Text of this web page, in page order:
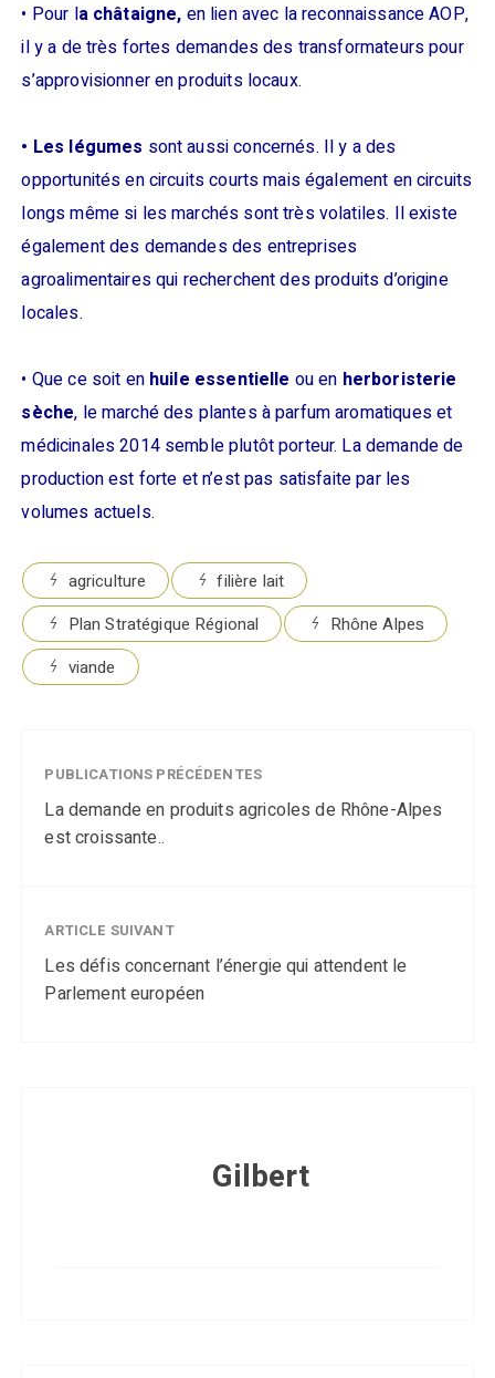
• Pour la châtaigne, en lien avec la reconnaissance AOP,
il y a de très fortes demandes des transformateurs pour
s’approvisionner en produits locaux.
• Les légumes sont aussi concernés. Il y a des
opportunités en circuits courts mais également en circuits
longs même si les marchés sont très volatiles. Il existe
également des demandes des entreprises
agroalimentaires qui recherchent des produits d’origine
locales.
• Que ce soit en huile essentielle ou en herboristerie
sèche, le marché des plantes à parfum aromatiques et
médicinales 2014 semble plutôt porteur. La demande de
production est forte et n’est pas satisfaite par les
volumes actuels.
agriculture
filière lait
Plan Stratégique Régional
Rhône Alpes
viande
PUBLICATIONS PRÉCÉDENTES
La demande en produits agricoles de Rhône-Alpes
est croissante..
ARTICLE SUIVANT
Les défis concernant l’énergie qui attendent le
Parlement européen
Gilbert